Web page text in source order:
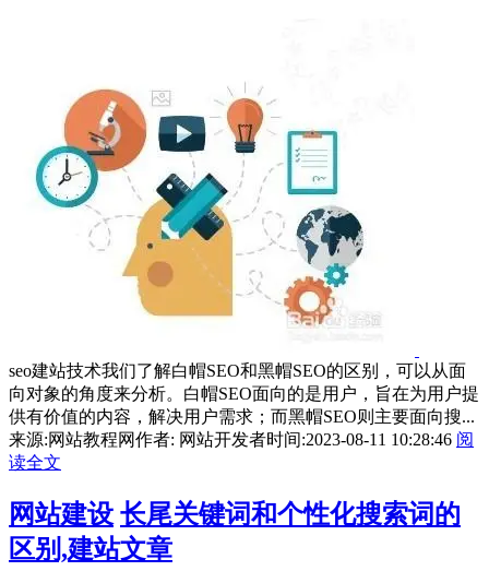
seo建站技术我们了解白帽SEO和黑帽SEO的区别，可以从面
向对象的角度来分析。白帽SEO面向的是用户，旨在为用户提
供有价值的内容，解决用户需求；而黑帽SEO则主要面向搜...
来源:网站教程网作者: 网站开发者时间:2023-08-11 10:28:46 阅
读全文
网站建设 长尾关键词和个性化搜索词的
区别,建站文章